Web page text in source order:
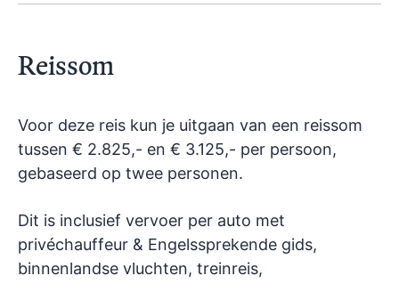
Reissom
Voor deze reis kun je uitgaan van een reissom
tussen € 2.825,- en € 3.125,- per persoon,
gebaseerd op twee personen.
Dit is inclusief vervoer per auto met
privéchauffeur & Engelssprekende gids,
binnenlandse vluchten, treinreis,